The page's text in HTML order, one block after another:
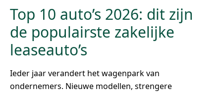
Top 10 auto’s 2026: dit zijn
de populairste zakelijke
leaseauto’s
Ieder jaar verandert het wagenpark van
ondernemers. Nieuwe modellen, strengere